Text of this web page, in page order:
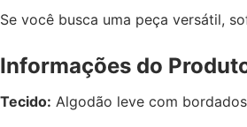
Se você busca uma peça versátil,
Informações do
Tecido: Algodão leve com